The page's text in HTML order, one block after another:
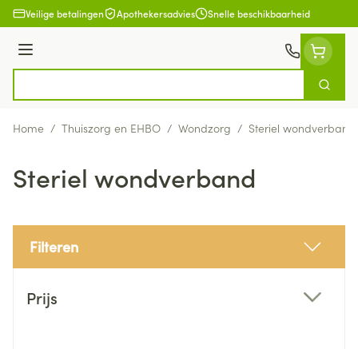
Ga naar de inhoud
Veilige betalingen Apothekersadvies Snelle beschikbaarheid
Menu
Zoek
Home / Thuiszorg en EHBO / Wondzorg / Steriel wondverband
Steriel wondverband
Filteren
Prijs